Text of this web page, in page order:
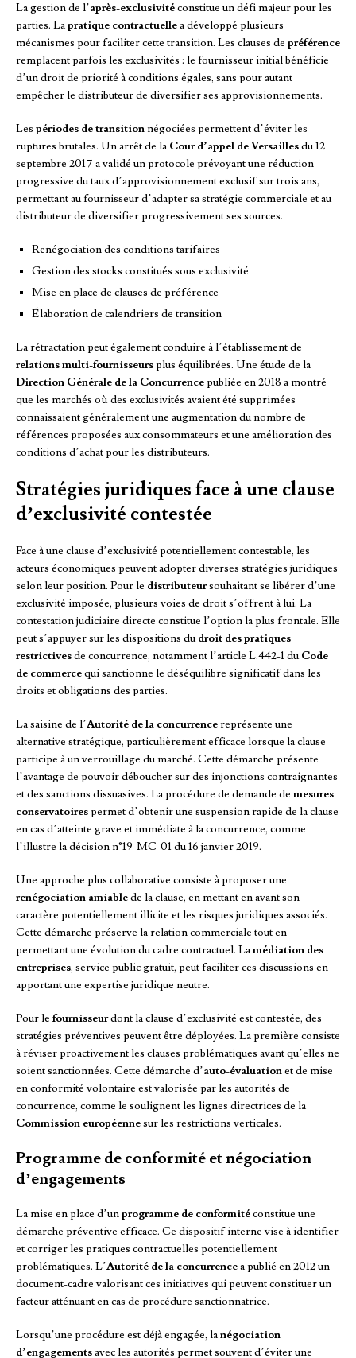
La gestion de l’après-exclusivitéconstitue un défi majeur pour les
parties. Lapratique contractuellea développé plusieurs
mécanismes pour faciliter cette transition. Les clauses de préférence
remplacent parfois les exclusivités : le fournisseur initial bénéficie
d’un droit de priorité à conditions égales, sans pour autant
empêcher le distributeur de diversifier ses approvisionnements.
Les périodes de transitionnégociées permettent d’éviter les
ruptures brutales. Un arrêt de la Cour d’appel de Versaillesdu 12
septembre 2017 a validé un protocole prévoyant une réduction
progressive du taux d’approvisionnement exclusif sur trois ans,
permettant au fournisseur d’adapter sa stratégie commerciale et au
distributeur de diversifier progressivement ses sources.
Renégociation des conditions tarifaires
Gestion des stocks constitués sous exclusivité
Mise en place de clauses de préférence
Élaboration de calendriers de transition
La rétractation peut également conduire à l’établissement de
relations multi-fournisseursplus équilibrées. Une étude de la
Direction Générale de la Concurrencepubliée en 2018 a montré
que les marchés où des exclusivités avaient été supprimées
connaissaient généralement une augmentation du nombre de
références proposées aux consommateurs et une amélioration des
conditions d’achat pour les distributeurs.
Stratégies juridiques face à une clause
d’exclusivité contestée
Face à une clause d’exclusivité potentiellement contestable, les
acteurs économiques peuvent adopter diverses stratégies juridiques
selon leur position. Pour le distributeursouhaitant se libérer d’une
exclusivité imposée, plusieurs voies de droit s’offrent à lui. La
contestation judiciaire directe constitue l’option la plus frontale. Elle
peut s’appuyer sur les dispositions dudroit des pratiques
restrictivesde concurrence, notamment l’article L.442-1 duCode
de commercequi sanctionne le déséquilibre significatif dans les
droits et obligations des parties.
La saisine de l’Autorité de la concurrencereprésente une
alternative stratégique, particulièrement efficace lorsque la clause
participe à un verrouillage du marché. Cette démarche présente
l’avantage de pouvoir déboucher sur des injonctions contraignantes
et des sanctions dissuasives. La procédure de demande de mesures
conservatoirespermet d’obtenir une suspension rapide de la clause
en cas d’atteinte grave et immédiate à la concurrence, comme
l’illustre la décision n°19-MC-01 du 16 janvier 2019.
Une approche plus collaborative consiste à proposer une
renégociation amiablede la clause, en mettant en avant son
caractère potentiellement illicite et les risques juridiques associés.
Cette démarche préserve la relation commerciale tout en
permettant une évolution du cadre contractuel. Lamédiation des
entreprises, service public gratuit, peut faciliter ces discussions en
apportant une expertise juridique neutre.
Pour le fournisseurdont la clause d’exclusivité est contestée, des
stratégies préventives peuvent être déployées. La première consiste
à réviser proactivement les clauses problématiques avant qu’elles ne
soient sanctionnées. Cette démarche d’auto-évaluationet de mise
en conformité volontaire est valorisée par les autorités de
concurrence, comme le soulignent les lignes directrices de la
Commission européennesur les restrictions verticales.
Programme de conformité et négociation
d’engagements
La mise en place d’unprogramme de conformitéconstitue une
démarche préventive efficace. Ce dispositif interne vise à identifier
et corriger les pratiques contractuelles potentiellement
problématiques. L’Autorité de la concurrencea publié en 2012 un
document-cadre valorisant ces initiatives qui peuvent constituer un
facteur atténuant en cas de procédure sanctionnatrice.
Lorsqu’une procédure est déjà engagée, lanégociation
d’engagementsavec les autorités permet souvent d’éviter une